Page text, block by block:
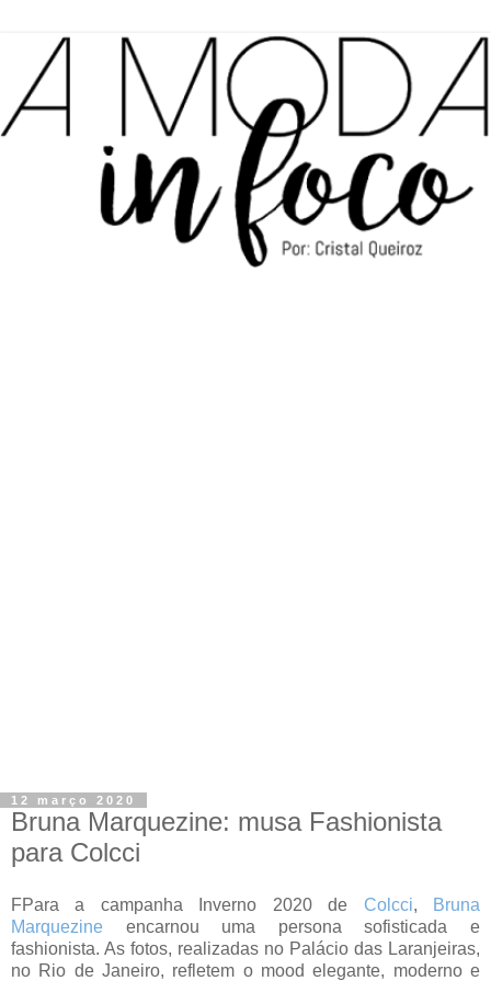
12 março 2020
Bruna Marquezine: musa Fashionista
para Colcci
FPara a campanha Inverno 2020 de Colcci,
Bruna
Marquezine encarnou uma persona sofisticada e
fashionista. As fotos, realizadas no Palácio das Laranjeiras,
no Rio de Janeiro, refletem o mood elegante, moderno e